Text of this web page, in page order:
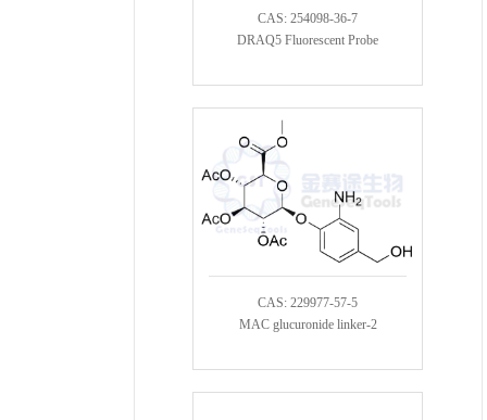
CAS: 254098-36-7
DRAQ5 Fluorescent Probe
CAS: 229977-57-5
MAC glucuronide linker-2